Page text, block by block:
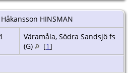
Håkansson HINSMAN
Väramåla, Södra Sandsjö fs
(G)
[1]